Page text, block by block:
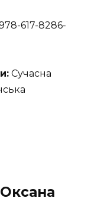
617-8286-
Сучасна